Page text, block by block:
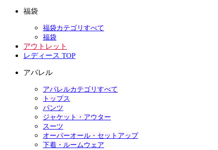
福袋
福袋カテゴリすべて
福袋
アウトレット
レディース TOP
アパレル
アパレルカテゴリすべて
トップス
パンツ
ジャケット・アウター
スーツ
オーバーオール・セットアップ
下着・ルームウェア